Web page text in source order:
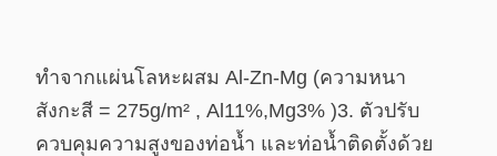
ทำจากแผ่นโลหะผสม Al-Zn-Mg (ความหนา
สังกะสี = 275g/m² , Al11%,Mg3% )3. ตัวปรับ
ควบคุมความสูงของท่อน้ำ และท่อน้ำติดตั้งด้วย